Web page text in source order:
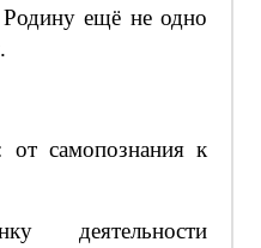
ещё не одно
от самопознания к
деятельности